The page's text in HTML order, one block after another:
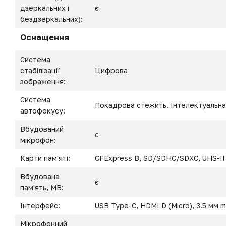
дзеркальних і
бездзеркальних):
є
Оснащення
Система
стабілізації
зображення:
Цифрова
Система
автофокусу:
Покадрова стежить. Інтелектуальна
Вбудований
мікрофон:
є
Карти пам'яті: CFExpress B, SD/SDHC/SDXC, UHS-II
Вбудована
пам'ять, MB:
є
Інтерфейс: USB Type-C, HDMI D (Micro), 3.5 мм
Мікрофонний